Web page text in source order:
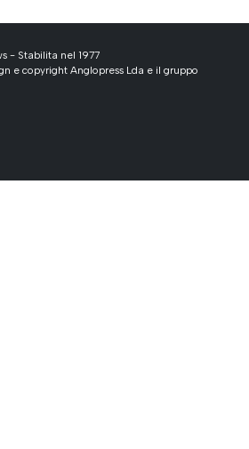
- Stabilita nel 1977
e copyright Anglopress Lda e il gruppo